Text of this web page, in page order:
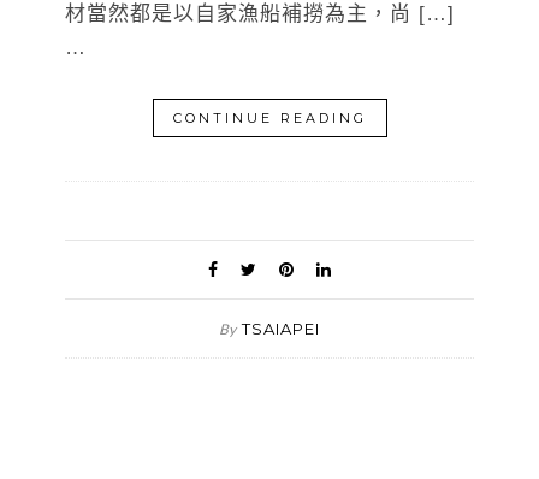
材當然都是以自家漁船補撈為主，尚 […]
…
CONTINUE READING
By TSAIAPEI